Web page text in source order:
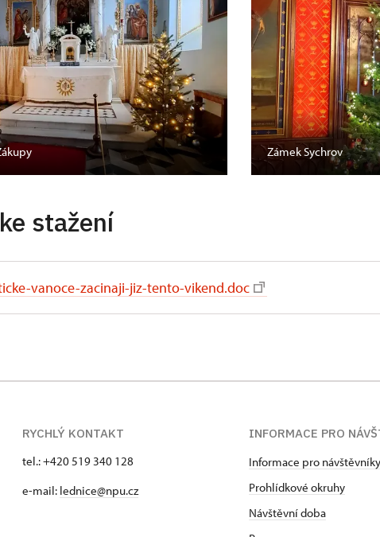
Zámek Sychrov
stažení
vanoce-zacinaji-jiz-tento-vikend.doc
RYCHLÝ KONTAKT
tel.: +420 519 340 128
e-mail: lednice@npu.cz
INFORMACE PRO
Informace pro návštěvníky
Prohlídkové okruhy
Návštěvní doba